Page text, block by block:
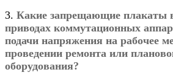
3. Какие запрещающие плакаты
приводах коммутационных
подачи напряжения на рабочее
проведении ремонта или
оборудования?